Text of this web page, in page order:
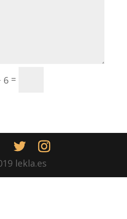
6 =
lekla.es